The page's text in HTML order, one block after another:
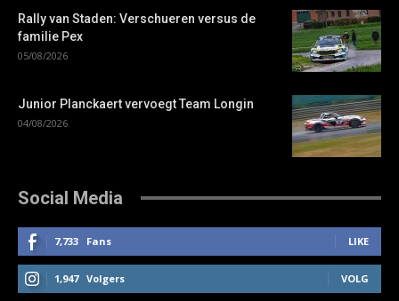
Rally van Staden: Verschueren versus de
familie Pex
05/08/2026
Junior Planckaert vervoegt Team Longin
04/08/2026
Social Media
7,733 Fans LIKE
1,947 Volgers VOLG